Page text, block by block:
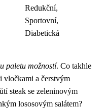
Redukční,
Sportovní,
Diabetická
paletu možností. Co takhle
vločkami a čerstvým
steak se zeleninovým
lososovým salátem?